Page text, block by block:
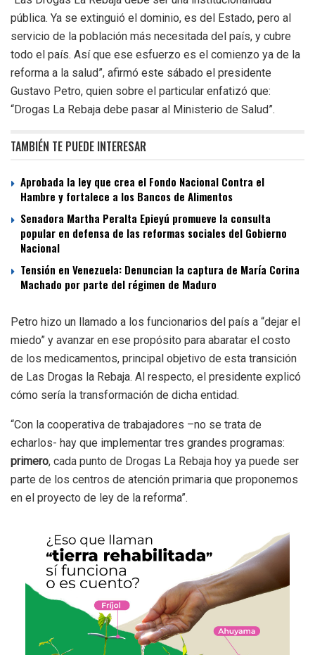
pública. Ya se extinguió el dominio, es del Estado, pero al
servicio de la población más necesitada del país, y cubre
todo el país. Así que ese esfuerzo es el comienzo ya de la
reforma a la salud”, afirmó este sábado el presidente
Gustavo Petro, quien sobre el particular enfatizó que:
“Drogas La Rebaja debe pasar al Ministerio de Salud”.
TAMBIÉN TE PUEDE INTERESAR
Aprobada la ley que crea el Fondo Nacional Contra el
Hambre y fortalece a los Bancos de Alimentos
Senadora Martha Peralta Epieyú promueve la consulta
popular en defensa de las reformas sociales del Gobierno
Nacional
Tensión en Venezuela: Denuncian la captura de María Corina
Machado por parte del régimen de Maduro
Petro hizo un llamado a los funcionarios del país a “dejar el
miedo” y avanzar en ese propósito para abaratar el costo
de los medicamentos, principal objetivo de esta transición
de Las Drogas la Rebaja. Al respecto, el presidente explicó
cómo sería la transformación de dicha entidad.
“Con la cooperativa de trabajadores –no se trata de
echarlos- hay que implementar tres grandes programas:
primero, cada punto de Drogas La Rebaja hoy ya puede ser
parte de los centros de atención primaria que proponemos
en el proyecto de ley de la reforma”.